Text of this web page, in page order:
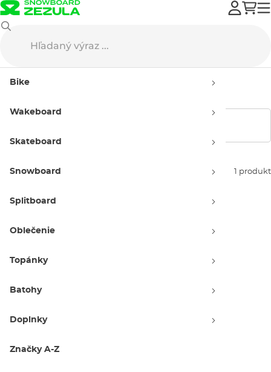
Bike
Wakeboard
Skateboard
Snowboard
Splitboard
Oblečenie
Topánky
Batohy
Doplnky
Značky A-Z
Dámske slnečné okuliare
Zoradiť podľa: 1 produkt
black/silver mirror